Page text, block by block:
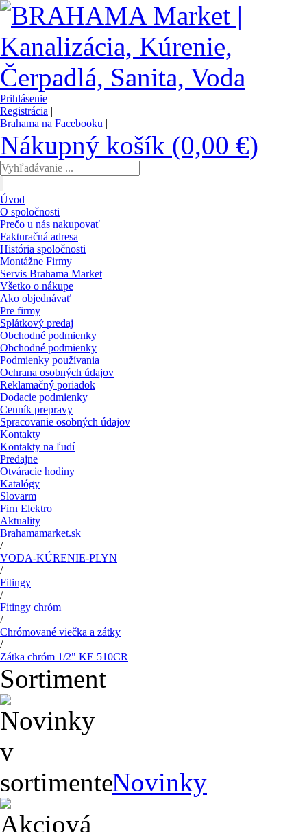
Prihlásenie
Registrácia |
Brahama na Facebooku |
Nákupný košík (0,00 €)
Úvod
O spoločnosti
Prečo u nás nakupovať
Fakturačná adresa
História spoločnosti
Montážne Firmy
Servis Brahama Market
Všetko o nákupe
Ako objednávať
Pre firmy
Splátkový predaj
Obchodné podmienky
Obchodné podmienky
Podmienky používania
Ochrana osobných údajov
Reklamačný poriadok
Dodacie podmienky
Cenník prepravy
Spracovanie osobných údajov
Kontakty
Kontakty na ľudí
Predajne
Otváracie hodiny
Katalógy
Slovarm
Firn Elektro
Aktuality
Brahamamarket.sk
/
VODA-KÚRENIE-PLYN
/
Fitingy
/
Fitingy chróm
/
Chrómované viečka a zátky
/
Zátka chróm 1/2" KE 510CR
Sortiment
Novinky